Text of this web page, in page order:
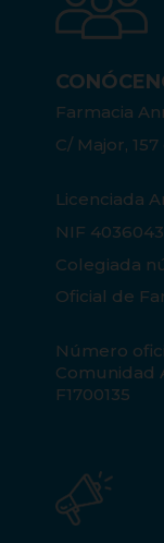
Farmacia
C/ Major,
Licenciada
NIF
Colegiada
Oficial de
Número
Comunidad
F1700135